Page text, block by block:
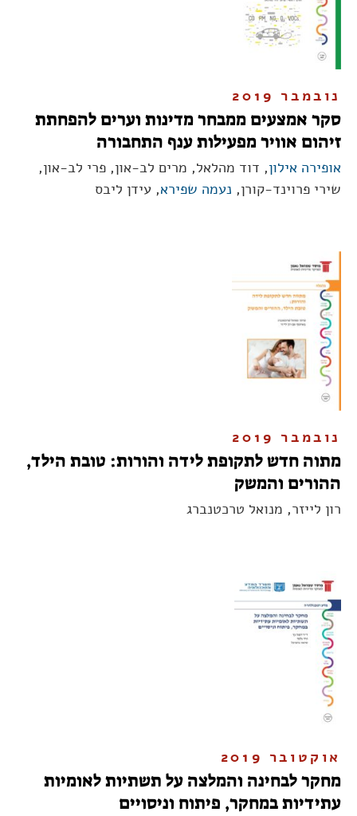
נובמבר 2019
סקר אמצעים ממבחר מדינות וערים להפחתת
זיהום אוויר מפעילות ענף התחבורה
אופירה אילון, דוד מהלאל, מרים לב-און, פרי לב-און,
שירי פרוינד-קורן, נעמה שפירא, עידן ליבס
נובמבר 2019
מתוה חדש לתקופת לידה והורות: טובת הילד,
ההורים והמשק
רון לייזר, מנואל טרכטנברג
אוקטובר 2019
מחקר לבחינה והמלצה על תשתיות לאומיות
עתידיות במחקר, פיתוח וניסויים